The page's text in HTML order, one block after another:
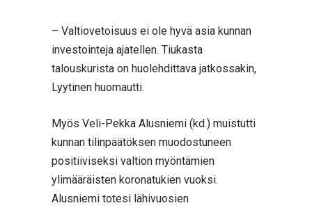
– Valtiovetoisuus ei ole hyvä asia kunnan
investointeja ajatellen. Tiukasta
talouskurista on huolehdittava jatkossakin,
Lyytinen huomautti.
Myös Veli-Pekka Alusniemi (kd.) muistutti
kunnan tilinpäätöksen muodostuneen
positiiviseksi valtion myöntämien
ylimääräisten koronatukien vuoksi.
Alusniemi totesi lähivuosien